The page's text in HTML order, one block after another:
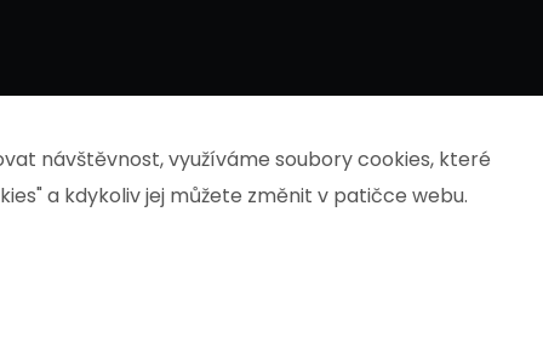
návštěvnost, využíváme soubory cookies, které
a kdykoliv jej můžete změnit v patičce webu.